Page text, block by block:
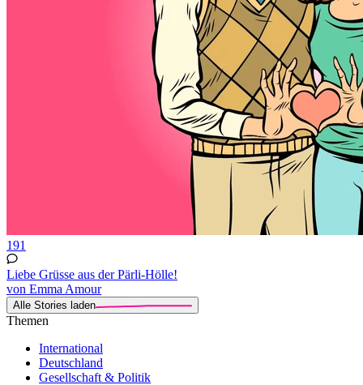
191
Liebe Grüsse aus der Pärli-Hölle!
von Emma Amour
Alle Stories laden
Themen
International
Deutschland
Gesellschaft & Politik